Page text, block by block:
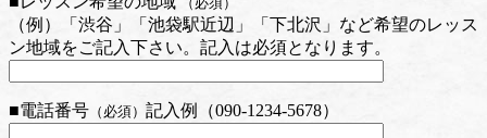
（例）「渋谷」「池袋駅近辺」「下北沢」など希望のレッス
ン地域をご記入下さい。記入は必須となります。
■電話番号 （必須） 記入例（090-1234-5678）